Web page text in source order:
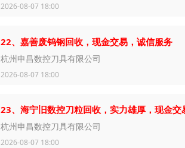
2026-08-07 18:00
22、嘉善废钨钢回收，现金交易，诚信服务
杭州申昌数控刀具有限公司
2026-08-07 18:00
23、海宁旧数控刀粒回收，实力雄厚，现金交
杭州申昌数控刀具有限公司
2026-08-07 18:00